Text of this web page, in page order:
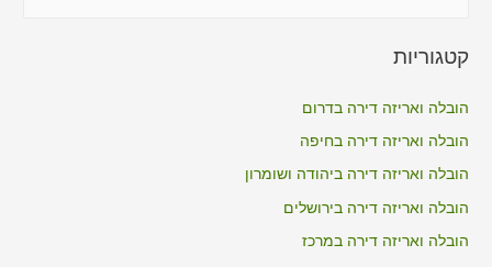
r
o
r
:
קטגוריות
הובלה ואריזה דירה בדרום
הובלה ואריזה דירה בחיפה
הובלה ואריזה דירה ביהודה ושומרון
הובלה ואריזה דירה בירושלים
הובלה ואריזה דירה במרכז